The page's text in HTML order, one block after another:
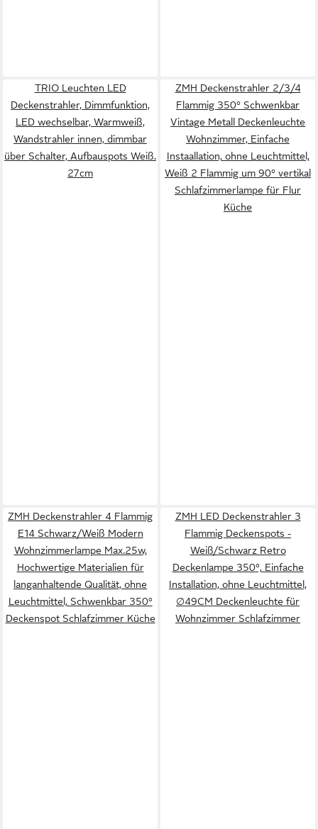
TRIO Leuchten LED
Deckenstrahler, Dimmfunktion,
LED wechselbar, Warmweiß,
Wandstrahler innen, dimmbar
über Schalter, Aufbauspots Weiß.
27cm
ZMH Deckenstrahler 2/3/4
Flammig 350° Schwenkbar
Vintage Metall Deckenleuchte
Wohnzimmer, Einfache
Instaallation, ohne Leuchtmittel,
Weiß 2 Flammig um 90° vertikal
Schlafzimmerlampe für Flur
Küche
ZMH Deckenstrahler 4 Flammig
E14 Schwarz/Weiß Modern
Wohnzimmerlampe Max.25w,
Hochwertige Materialien für
langanhaltende Qualität, ohne
Leuchtmittel, Schwenkbar 350°
Deckenspot Schlafzimmer Küche
ZMH LED Deckenstrahler 3
Flammig Deckenspots -
Weiß/Schwarz Retro
Deckenlampe 350°, Einfache
Installation, ohne Leuchtmittel,
∅49CM Deckenleuchte für
Wohnzimmer Schlafzimmer